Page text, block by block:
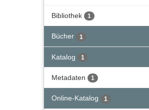
Bibliothek 1
Bücher 1
Katalog 1
Metadaten 1
Online-Katalog 1